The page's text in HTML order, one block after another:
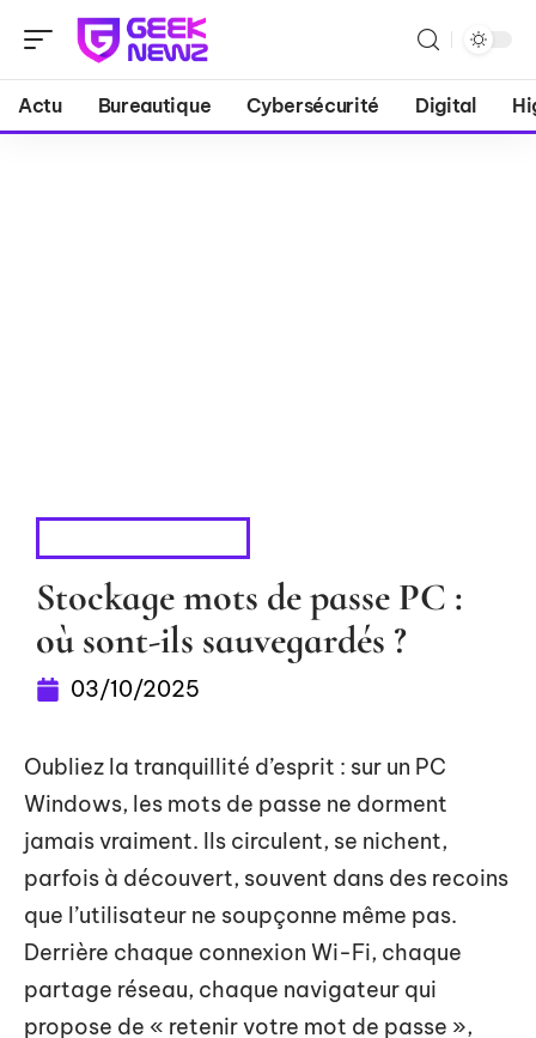
Actu Bureautique Cybersécurité Digital
Stockage mots de passe PC :
où sont-ils sauvegardés ?
03/10/2025
Oubliez la tranquillité d’esprit : sur un PC
Windows, les mots de passe ne dorment
jamais vraiment. Ils circulent, se nichent,
parfois à découvert, souvent dans des recoins
que l’utilisateur ne soupçonne même pas.
Derrière chaque connexion Wi-Fi, chaque
partage réseau, chaque navigateur qui
propose de « retenir votre mot de passe »,